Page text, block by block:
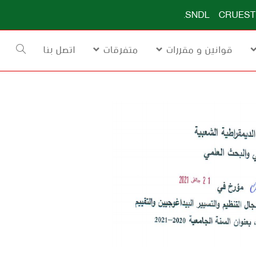
CRUEST
SNDL
.
قوانين و مقررات متفرقات اتصل بنا